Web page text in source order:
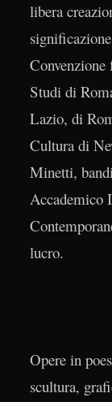
libera
Studi di
Lazio, di
Cultura di
Minetti,
Accademico
lucro.
Opere in
scultura,